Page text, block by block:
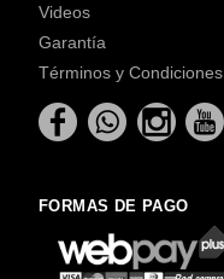
Videos
Garantía
Términos y Condiciones
FORMAS DE PAGO